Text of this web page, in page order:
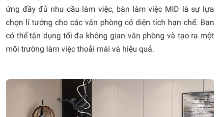
ứng đầy đủ nhu cầu làm việc, bàn làm việc MID là sự lựa
chọn lí tưởng cho các văn phòng có diện tích hạn chế. Bạn
có thể tận dụng tối đa không gian văn phòng và tạo ra một
môi trường làm việc thoải mái và hiệu quả.